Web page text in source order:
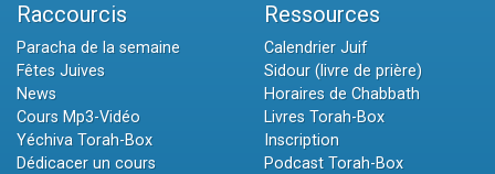
Raccourcis
Paracha de la semaine
Fêtes Juives
News
Cours Mp3-Vidéo
Yéchiva Torah-Box
Dédicacer un cours
Ressources
Calendrier Juif
Sidour (livre de prière)
Horaires de Chabbath
Livres Torah-Box
Inscription
Podcast Torah-Box